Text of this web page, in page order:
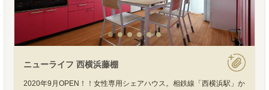
ニューライフ 西横浜藤棚
2020年9月OPEN！！女性専用シェアハウス。相鉄線「西横浜駅」か